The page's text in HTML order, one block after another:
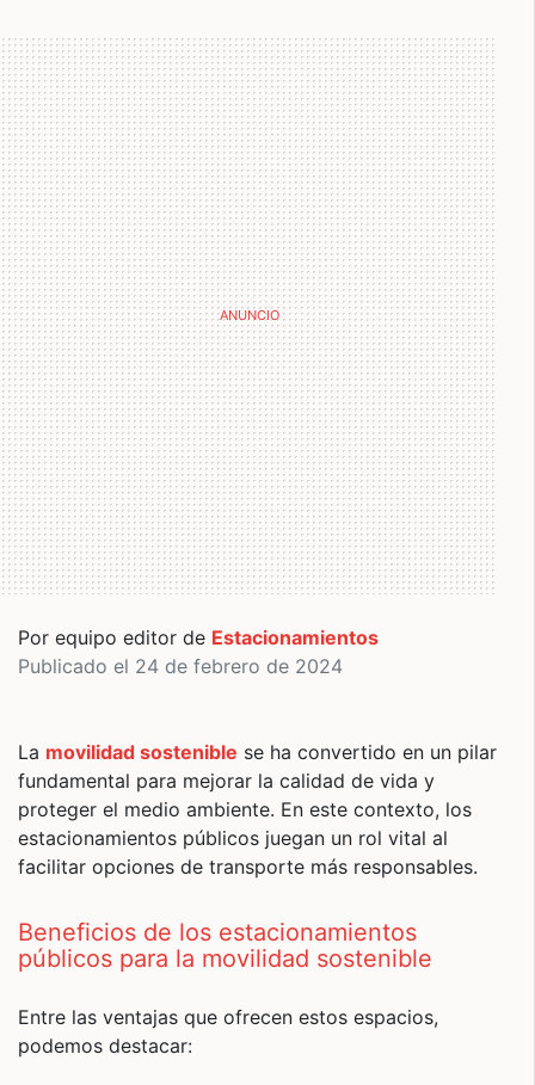
Por equipo editor de Estacionamientos
Publicado el 24 de febrero de 2024
La movilidad sostenible se ha convertido en un pilar
fundamental para mejorar la calidad de vida y
proteger el medio ambiente. En este contexto, los
estacionamientos públicos juegan un rol vital al
facilitar opciones de transporte más responsables.
Beneficios de los estacionamientos
públicos para la movilidad sostenible
Entre las ventajas que ofrecen estos espacios,
podemos destacar: